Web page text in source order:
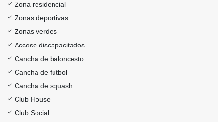
Zona residencial
Zonas deportivas
Zonas verdes
Acceso discapacitados
Cancha de baloncesto
Cancha de futbol
Cancha de squash
Club House
Club Social